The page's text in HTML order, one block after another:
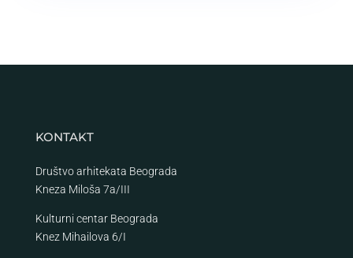
KONTAKT
Društvo arhitekata Beograda
Kneza Miloša 7a/III
Kulturni centar Beograda
Knez Mihailova 6/I